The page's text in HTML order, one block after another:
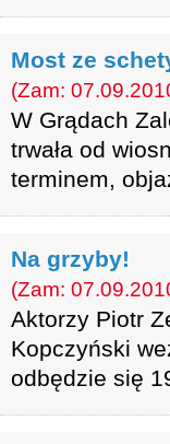
Most ze
(Zam:
W Grądach
trwała od
terminem,
Na grzyby!
(Zam:
Aktorzy Piotr
Kopczyński
odbędzie się